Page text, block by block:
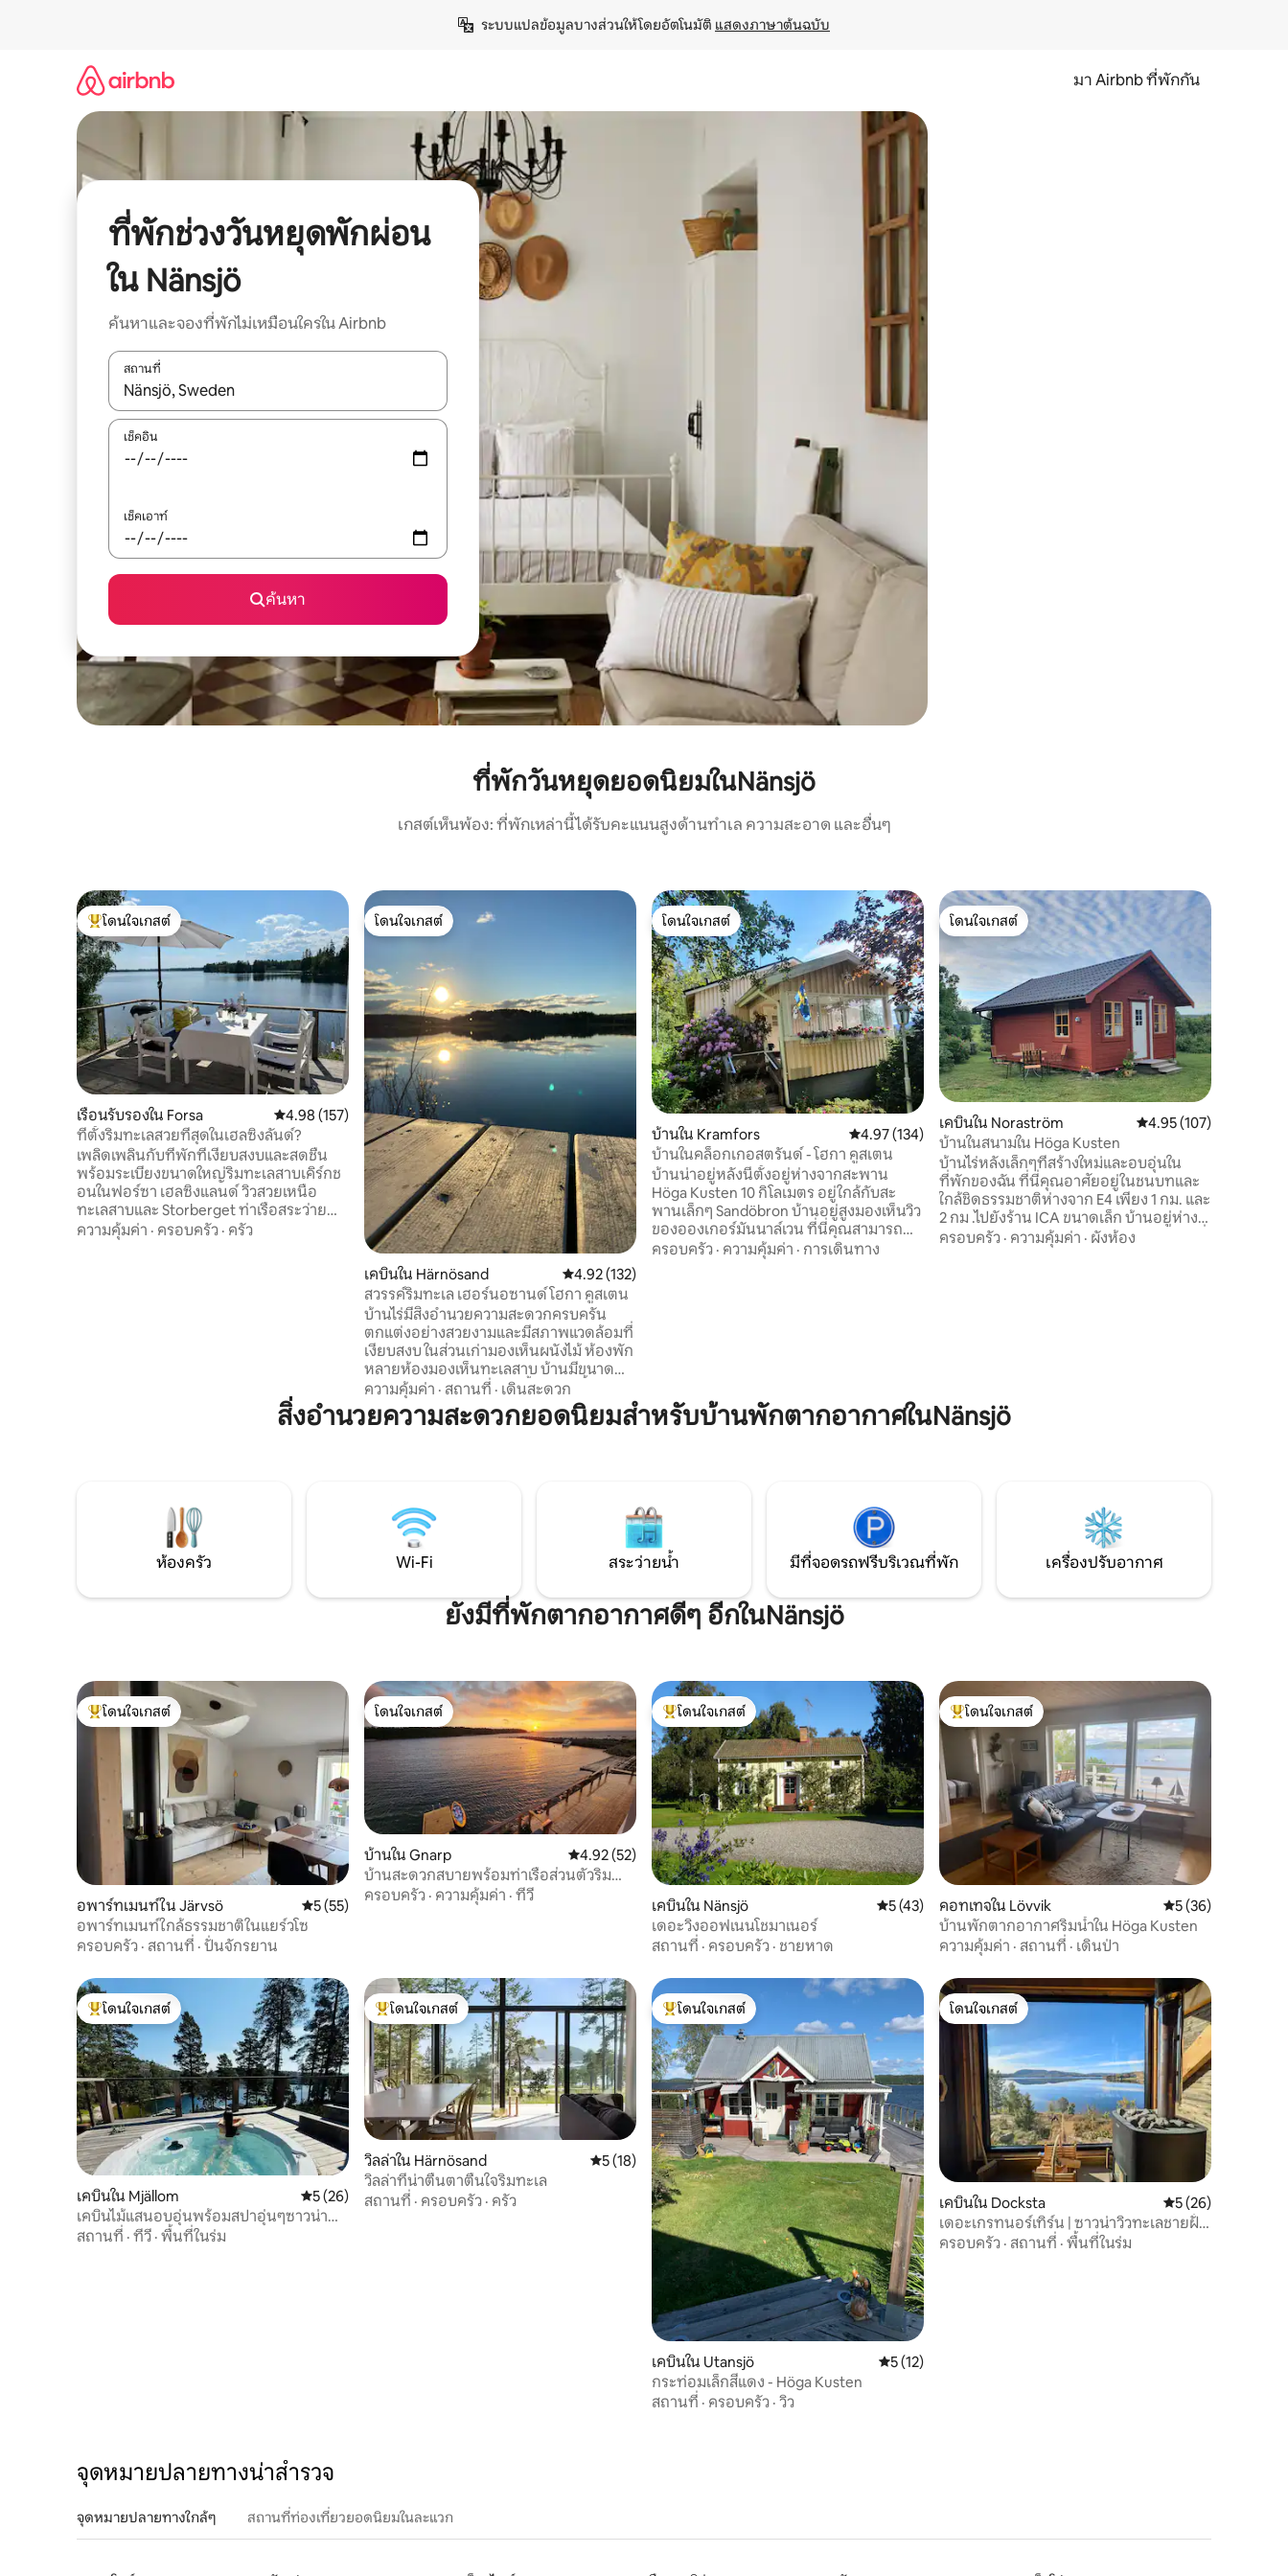
ระบบแปลข้อมูลบางส่วนให้โดยอัตโนมัติ แสดงภาษาต้นฉบับ
มา Airbnb ที่พักกัน
ที่พักช่วงวันหยุดพักผ่อน
ใน Nänsjö
ค้นหาและจองที่พักไม่เหมือนใครใน Airbnb
สถานที่
ใช้ลูกศรขึ้นลง หรือใช้การสัมผัสหรือปัด เพื่อสำรวจผลการค้นหา
เช็คอิน
เช็คเอาท์
ค้นหา
ที่พักวันหยุดยอดนิยมในNänsjö
เกสต์เห็นพ้อง: ที่พักเหล่านี้ได้รับคะแนนสูงด้านทำเล ความสะอาด และอื่นๆ
โดนใจเกสต์ที่สุด
โดนใจเกสต์
เรือนรับรองใน Forsa คะแนนเฉลี่ย 4.98 จาก 5, 157 รีวิว
4.98 (157)
ที่ตั้งริมทะเลสวยที่สุดในเฮลซิงลันด์?
เพลิดเพลินกับที่พักที่เงียบสงบและสดชื่น
พร้อมระเบียงขนาดใหญ่ริมทะเลสาบเคิร์กช
อนในฟอร์ซา เฮลซิงแลนด์ วิวสวยเหนือ
ทะเลสาบและ Storberget ท่าเรือสระว่ายน้ำ
ส่วนตัวของคุณเอง และการใช้ซาวน่าถ่านไม้
และเรือขนาดเล็ก เหมาะสำหรับคู่รัก
ความคุ้มค่า · ครอบครัว · ครัว
โดนใจเกสต์
โดนใจเกสต์
เคบินใน Härnösand คะแนนเฉลี่ย 4.92 จาก 5, 132 รีวิว
4.92 (132)
สวรรค์ริมทะเล เฮอร์นอซานด์ โฮกา คูสเตน
บ้านไร่มีสิ่งอำนวยความสะดวกครบครัน
ตกแต่งอย่างสวยงามและมีสภาพแวดล้อมที่
เงียบสงบ ในส่วนเก่ามองเห็นผนังไม้ ห้องพัก
หลายห้องมองเห็นทะเลสาบ บ้านมีขนาด
130 ตร.ม. มีห้องครัว ห้องน้ำพร้อมพื้นอุ่น
และฝักบัวอาบน้ำที่สวยงาม ห้องนอน
สวยงาม 4 ห้องและห้องนั่งเล่นกว้างขวาง
สามารถจองการทำความสะอาดได้ มีคอท
เทจสำหรับ 2 คนให้เช่าด้วย
ความคุ้มค่า · สถานที่ · เดินสะดวก
โดนใจเกสต์
โดนใจเกสต์
บ้านใน Kramfors คะแนนเฉลี่ย 4.97 จาก 5, 134 รีวิว
4.97 (134)
บ้านในคล็อกเกอสตรันด์ - โฮกา คูสเตน
บ้านน่าอยู่หลังนี้ตั้งอยู่ห่างจากสะพาน
Höga Kusten 10 กิโลเมตร อยู่ใกล้กับสะ
พานเล็กๆ Sandöbron บ้านอยู่สูงมองเห็นวิว
ของอองเกอร์มันนาล์เวน ที่นี่คุณสามารถ
เพลิดเพลินกับความใกล้ชิดกับธรรมชาติและ
เดินทางไปยังสถานที่ท่องเที่ยวทั้งหมดใน
ครอบครัว · ความคุ้มค่า · การเดินทาง
โดนใจเกสต์
โดนใจเกสต์
เคบินใน Noraström คะแนนเฉลี่ย 4.95 จาก
4.95 (107)
บ้านในสนามใน Höga Kusten
บ้านไร่หลังเล็กๆที่สร้างใหม่และอบอุ่นใน
ที่พักของฉัน ที่นี่คุณอาศัยอยู่ในชนบทและ
ใกล้ชิดธรรมชาติห่างจาก E4 เพียง 1 กม. และ
2 กม .ไปยังร้าน ICA ขนาดเล็ก บ้านอยู่ห่าง
จากท่าจอดเรือและอยู่ใกล้กับเส้นทางเดินที่
อบอุ่นในป่าและชนบทห่างออกไป 4 กม. เป็น
ครอบครัว · ความคุ้มค่า · ผังห้อง
สิ่งอำนวยความสะดวกยอดนิยมสำหรับบ้านพักตากอากาศในNänsjö
ห้องครัว Wi-Fi สระว่ายน้ำ มีที่จอดรถฟรีบริเวณที่พัก เครื่องปรับอากาศ
ยังมีที่พักตากอากาศดีๆ อีกในNänsjö
โดนใจเกสต์ที่สุด
โดนใจเกสต์
อพาร์ทเมนท์ใน Järvsö คะแนนเฉลี่ย 5 จาก 5, 55 รีวิว
5 (55)
อพาร์ทเมนท์ใกล้ธรรมชาติในแยร์วโซ
ครอบครัว · สถานที่ · ปั่นจักรยาน
โดนใจเกสต์
โดนใจเกสต์
บ้านใน Gnarp คะแนนเฉลี่ย 4.92 จาก 5, 52 รีวิว
4.92 (52)
บ้านสะดวกสบายพร้อมท่าเรือส่วนตัวริม
ทะเลบอลติก!
ครอบครัว · ความคุ้มค่า · ทีวี
โดนใจเกสต์ที่สุด
โดนใจเกสต์
เคบินใน Nänsjö คะแนนเฉลี่ย 5 จาก 5, 43 รีวิว
5 (43)
เดอะวิงออฟเนนโชมาเนอร์
สถานที่ · ครอบครัว · ชายหาด
โดนใจเกสต์ที่สุด
โดนใจเกสต์
คอทเทจใน Lövvik คะแนนเฉลี่ย 5 จาก
5 (36)
บ้านพักตากอากาศริมน้ำใน Höga Kusten
ความคุ้มค่า · สถานที่ · เดินป่า
โดนใจเกสต์ที่สุด
โดนใจเกสต์
เคบินใน Mjällom คะแนนเฉลี่ย 5 จาก 5, 26 รีวิว
5 (26)
เคบินไม้แสนอบอุ่นพร้อมสปาอุ่นๆซาวน่า
และวิววิเศษ
สถานที่ · ทีวี · พื้นที่ในร่ม
โดนใจเกสต์ที่สุด
โดนใจเกสต์
วิลล่าใน Härnösand คะแนนเฉลี่ย 5 จาก 5, 18 รีวิว
5 (18)
วิลล่าที่น่าตื่นตาตื่นใจริมทะเล
สถานที่ · ครอบครัว · ครัว
โดนใจเกสต์ที่สุด
โดนใจเกสต์
เคบินใน Utansjö คะแนนเฉลี่ย 5 จาก 5, 12 รีวิว
5 (12)
กระท่อมเล็กสีแดง - Höga Kusten
สถานที่ · ครอบครัว · วิว
โดนใจเกสต์
โดนใจเกสต์
เคบินใน Docksta คะแนนเฉลี่ย 5 จาก
5 (26)
เดอะเกรทนอร์เทิร์น | ซาวน่าวิวทะเลชายฝั่ง
สูง
ครอบครัว · สถานที่ · พื้นที่ในร่ม
จุดหมายปลายทางน่าสำรวจ
จุดหมายปลายทางใกล้ๆ สถานที่ท่องเที่ยวยอดนิยมในละแวก